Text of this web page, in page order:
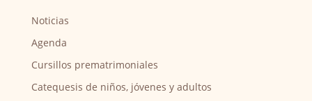
Noticias
Agenda
Cursillos prematrimoniales
Catequesis de niños, jóvenes y adultos